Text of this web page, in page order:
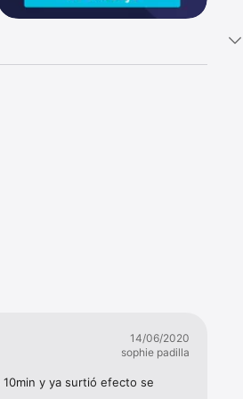
14/06/2020
sophie padilla
y ya surtió efecto se